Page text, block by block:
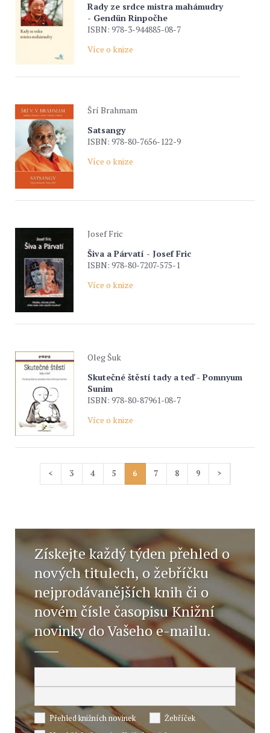
Rady ze srdce mistra mahámudry
- Gendün Rinpočhe
ISBN: 978-3-944885-08-7
Více o knize
Šrí Brahmam
Satsangy
ISBN: 978-80-7656-122-9
Více o knize
Josef Fric
Šiva a Párvatí - Josef Fric
ISBN: 978-80-7207-575-1
Více o knize
Oleg Šuk
Skutečné štěstí tady a teď - Pomnyum
Sunim
ISBN: 978-80-87961-08-7
Více o knize
< 3 4 5 6 7 8 9 >
Získejte každý týden přehled o
nových titulech, o žebříčku
nejprodávanějších knih či o
novém čísle časopisu Knižní
novinky do Vašeho e-mailu.
Přehled knižních novinek
Žebříček